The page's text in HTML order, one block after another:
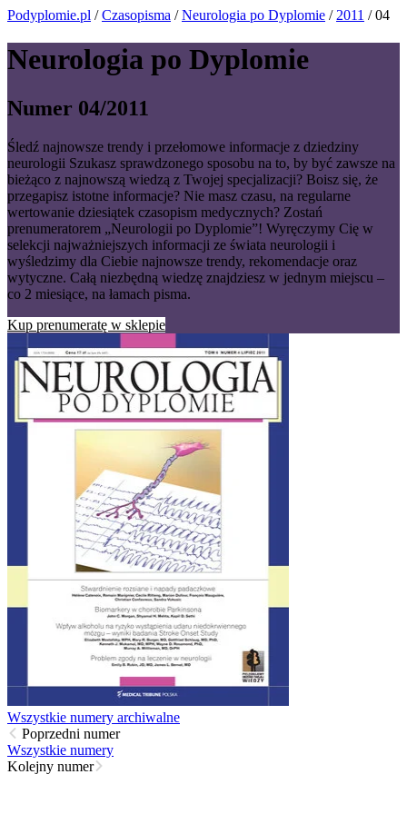
Podyplomie.pl /Czasopisma /Neurologia po Dyplomie / 2011 / 04
Neurologia po Dyplomie
Numer 04/2011
Śledź najnowsze trendy i przełomowe informacje z dziedziny
neurologii Szukasz sprawdzonego sposobu na to, by być zawsze na
bieżąco z najnowszą wiedzą z Twojej specjalizacji? Boisz się, że
przegapisz istotne informacje? Nie masz czasu, na regularne
wertowanie dziesiątek czasopism medycznych? Zostań
prenumeratorem „Neurologii po Dyplomie”! Wyręczymy Cię w
selekcji najważniejszych informacji ze świata neurologii i
wyśledzimy dla Ciebie najnowsze trendy, rekomendacje oraz
wytyczne. Całą niezbędną wiedzę znajdziesz w jednym miejscu –
co 2 miesiące, na łamach pisma.
Kup prenumeratę w sklepie
Wszystkie numery archiwalne
Poprzedni numer
Wszystkie numery
Kolejny numer